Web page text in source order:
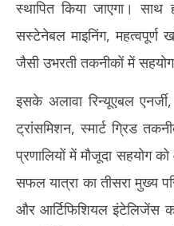
स्थापित किया जाएगा।
सस्टेनेबल माइनिंग, महत्वपूर्ण
जैसी उभरती तकनीकों में
इसके अलावा रिन्यूएबल
ट्रांसमिशन, स्मार्ट ग्रिड
प्रणालियों में मौजूदा सहयोग
सफल यात्रा का तीसरा मुख्य
और आर्टिफिशियल इंटेलिजेंस